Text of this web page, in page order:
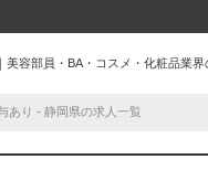
美容部員・BA・コスメ・化粧品業
あり - 静岡県の求人一覧